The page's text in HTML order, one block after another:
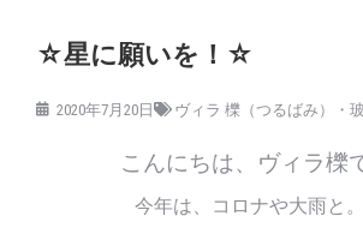
☆星に願いを！☆
2020年7月20日 ヴィラ 櫟（つるばみ）・
こんにちは、ヴィラ櫟
今年は、コロナや大雨と。